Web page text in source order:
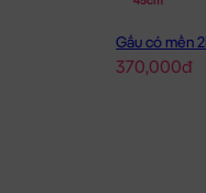
Gấu có mền
370,000đ